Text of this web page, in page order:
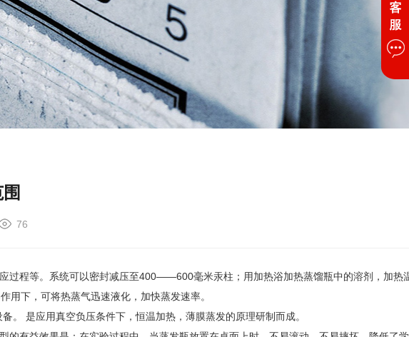
76
程等。系统可以密封减压至400——600毫米汞柱；用加热浴加热蒸馏瓶中的溶剂，加热
下，可将热蒸气迅速液化，加快蒸发速率。
是应用真空负压条件下，恒温加热，薄膜蒸发的原理研制而成。